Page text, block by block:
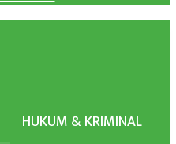
HUKUM & KRIMINAL